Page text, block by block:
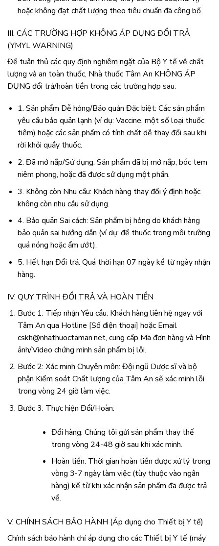
hoặc không đạt chất lượng theo tiêu chuẩn đã công bố.
III. CÁC TRƯỜNG HỢP KHÔNG ÁP DỤNG ĐỔI TRẢ
(YMYL WARNING)
Để tuân thủ các quy định nghiêm ngặt của Bộ Y tế về chất
lượng và an toàn thuốc, Nhà thuốc Tâm An KHÔNG ÁP
DỤNG đổi trả/hoàn tiền trong các trường hợp sau:
1. Sản phẩm Dễ hỏng/Bảo quản Đặc biệt: Các sản phẩm
yêu cầu bảo quản lạnh (ví dụ: Vaccine, một số loại thuốc
tiêm) hoặc các sản phẩm có tính chất dễ thay đổi sau khi
rời khỏi quầy thuốc.
2. Đã mở nắp/Sử dụng: Sản phẩm đã bị mở nắp, bóc tem
niêm phong, hoặc đã được sử dụng một phần.
3. Không còn Nhu cầu: Khách hàng thay đổi ý định hoặc
không còn nhu cầu sử dụng.
4. Bảo quản Sai cách: Sản phẩm bị hỏng do khách hàng
bảo quản sai hướng dẫn (ví dụ: để thuốc trong môi trường
quá nóng hoặc ẩm ướt).
5. Hết hạn Đổi trả: Quá thời hạn 07 ngày kể từ ngày nhận
hàng.
IV. QUY TRÌNH ĐỔI TRẢ VÀ HOÀN TIỀN
Bước 1: Tiếp nhận Yêu cầu: Khách hàng liên hệ ngay với
Tâm An qua Hotline [Số điện thoại] hoặc Email
cskh@nhathuoctaman.net, cung cấp Mã đơn hàng và Hình
ảnh/Video chứng minh sản phẩm bị lỗi.
Bước 2: Xác minh Chuyên môn: Đội ngũ Dược sĩ và bộ
phận Kiểm soát Chất lượng của Tâm An sẽ xác minh lỗi
trong vòng 24 giờ làm việc.
Bước 3: Thực hiện Đổi/Hoàn:
Đổi hàng: Chúng tôi gửi sản phẩm thay thế
trong vòng 24-48 giờ sau khi xác minh.
Hoàn tiền: Thời gian hoàn tiền được xử lý trong
vòng 3-7 ngày làm việc (tùy thuộc vào ngân
hàng) kể từ khi xác nhận sản phẩm đã được trả
về.
V. CHÍNH SÁCH BẢO HÀNH (Áp dụng cho Thiết bị Y tế)
Chính sách bảo hành chỉ áp dụng cho các Thiết bị Y tế (máy